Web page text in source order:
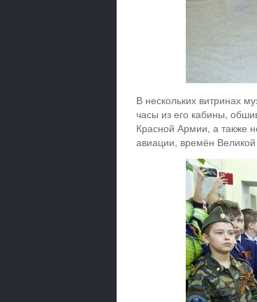
В нескольких витринах
часы из его кабины,
Красной Армии, а также
авиации, времён